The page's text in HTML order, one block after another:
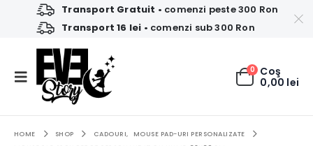
Transport Gratuit • comenzi peste 300 Ron
Transport 16 lei • comenzi sub 300 Ron
0 Coş
0,00 lei
HOME SHOP CADOURI,
MOUSE PAD-URI PERSONALIZATE